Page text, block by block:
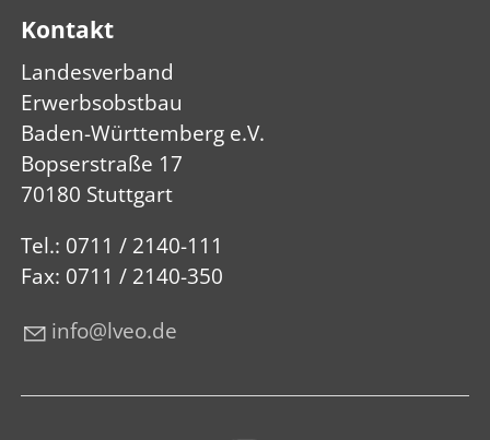
Kontakt
Landesverband
Erwerbsobstbau
Baden-Württemberg e.V.
Bopserstraße 17
70180 Stuttgart
Tel.: 0711 / 2140-111
Fax: 0711 / 2140-350
nf
lv d